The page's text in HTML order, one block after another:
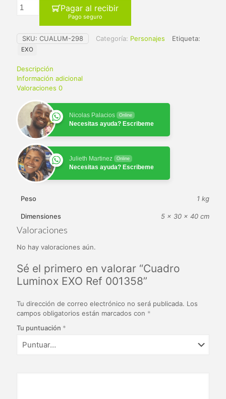
Pagar al recibir
Pago seguro
SKU: CUALUM-298 Categoría: Personajes Etiqueta:
EXO
Descripción
Información adicional
Valoraciones 0
Nicolas Palacios Online
Necesitas ayuda? Escribeme
Julieth Martinez Online
Necesitas ayuda? Escribeme
Peso 1 kg
Dimensiones 5 × 30 × 40 cm
Valoraciones
No hay valoraciones aún.
Sé el primero en valorar “Cuadro
Luminox EXO Ref 001358”
Tu dirección de correo electrónico no será publicada. Los
campos obligatorios están marcados con *
Tu puntuación *